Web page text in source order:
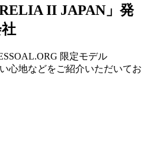
II JAPAN」発
限定モデル
心地などをご紹介いただいてお